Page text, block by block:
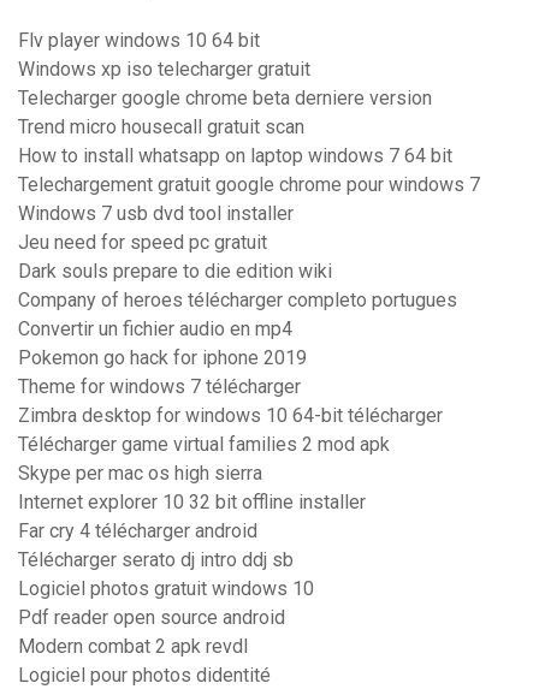
Flv player windows 10 64 bit
Windows xp iso telecharger gratuit
Telecharger google chrome beta derniere version
Trend micro housecall gratuit scan
How to install whatsapp on laptop windows 7 64 bit
Telechargement gratuit google chrome pour windows 7
Windows 7 usb dvd tool installer
Jeu need for speed pc gratuit
Dark souls prepare to die edition wiki
Company of heroes télécharger completo portugues
Convertir un fichier audio en mp4
Pokemon go hack for iphone 2019
Theme for windows 7 télécharger
Zimbra desktop for windows 10 64-bit télécharger
Télécharger game virtual families 2 mod apk
Skype per mac os high sierra
Internet explorer 10 32 bit offline installer
Far cry 4 télécharger android
Télécharger serato dj intro ddj sb
Logiciel photos gratuit windows 10
Pdf reader open source android
Modern combat 2 apk revdl
Logiciel pour photos didentité